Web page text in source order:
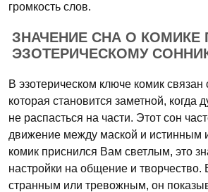
громкость слов.
ЗНАЧЕНИЕ СНА О КОМИКЕ
ЭЗОТЕРИЧЕСКОМУ
В эзотерическом ключе комик связан
которая становится заметной, когда
не распасться на части. Этот сон
движение между маской и истинным
комик приснился Вам светлым, это
настройки на общение и
странным или тревожным, он